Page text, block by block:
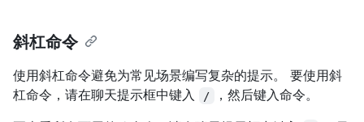
斜杠命令
使用斜杠命令避免为常见场景编写复杂的提示。 要使用斜
杠命令，请在聊天提示框中键入
/
，然后键入命令。